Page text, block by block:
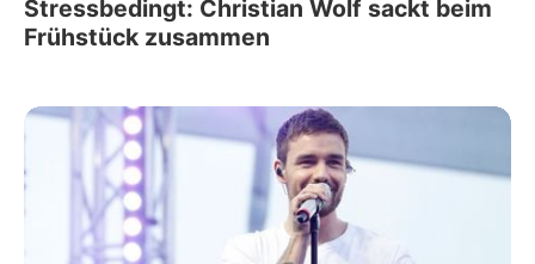
Stressbedingt: Christian Wolf sackt beim
Frühstück zusammen